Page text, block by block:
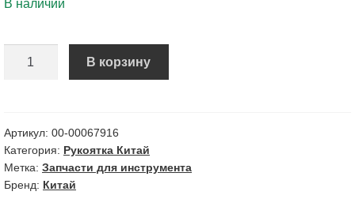
В наличии
ms-
341,
361
(аналог
В корзину
Артикул: 00-00067916
Категория: Рукоятка Китай
Метка: Запчасти для инструмента
Бренд: Китай